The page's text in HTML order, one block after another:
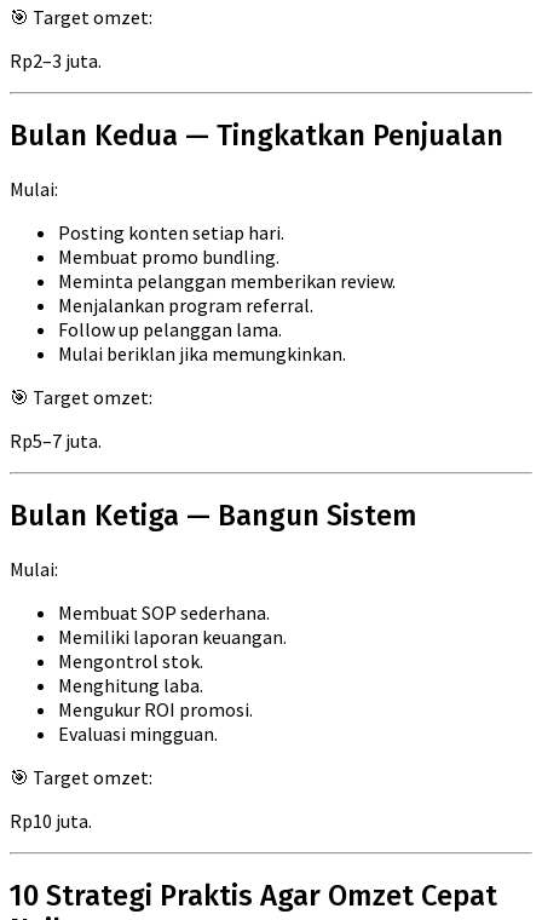
🎯 Target omzet:
Rp2–3 juta.
Bulan Kedua — Tingkatkan Penjualan
Mulai:
Posting konten setiap hari.
Membuat promo bundling.
Meminta pelanggan memberikan review.
Menjalankan program referral.
Follow up pelanggan lama.
Mulai beriklan jika memungkinkan.
🎯 Target omzet:
Rp5–7 juta.
Bulan Ketiga — Bangun Sistem
Mulai:
Membuat SOP sederhana.
Memiliki laporan keuangan.
Mengontrol stok.
Menghitung laba.
Mengukur ROI promosi.
Evaluasi mingguan.
🎯 Target omzet:
Rp10 juta.
10 Strategi Praktis Agar Omzet Cepat